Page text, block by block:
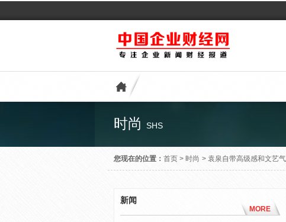
时尚 SHS
您现在的位置： 首页 > 时尚 > 袁泉自带高级感和文艺
新闻
MORE